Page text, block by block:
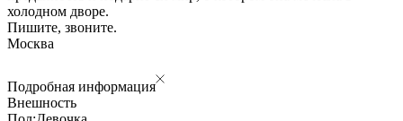
холодном дворе.
Пишите, звоните.
Москва
Подробная информация
Внешность